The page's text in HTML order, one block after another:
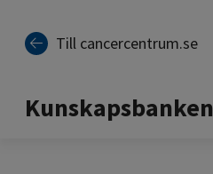
Till cancercentrum.se
Kunskapsbanken